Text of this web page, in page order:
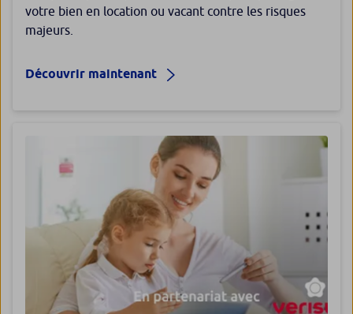
votre bien en location ou vacant contre les risques
majeurs.
Découvrir maintenant